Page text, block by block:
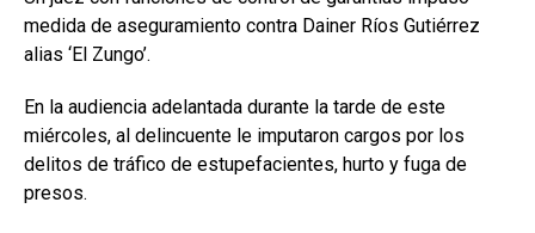
medida de aseguramiento contra Dainer Ríos Gutiérrez
alias ‘El Zungo’.
En la audiencia adelantada durante la tarde de este
miércoles, al delincuente le imputaron cargos por los
delitos de tráfico de estupefacientes, hurto y fuga de
presos.